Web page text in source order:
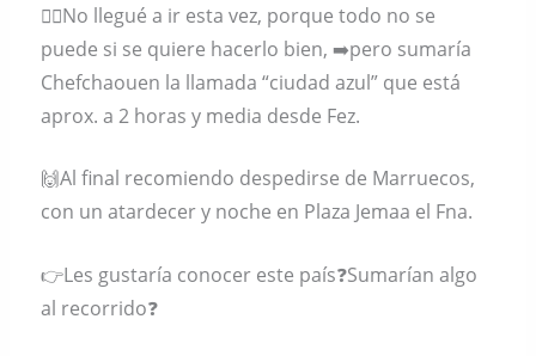
🤷‍♀️No llegué a ir esta vez, porque todo no se
puede si se quiere hacerlo bien, ➡️pero sumaría
Chefchaouen la llamada “ciudad azul” que está
aprox. a 2 horas y media desde Fez.
🙌Al final recomiendo despedirse de Marruecos,
con un atardecer y noche en Plaza Jemaa el Fna.
👉Les gustaría conocer este país❓️Sumarían algo
al recorrido❓️